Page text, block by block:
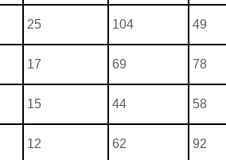
25 104 49
17 69 78
15 44 58
12 62 92